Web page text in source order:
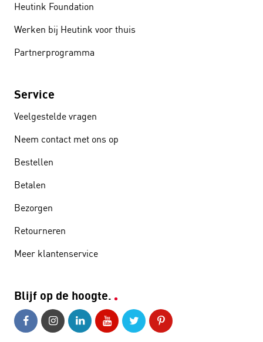
Heutink Foundation
Werken bij Heutink voor thuis
Partnerprogramma
Service
Veelgestelde vragen
Neem contact met ons op
Bestellen
Betalen
Bezorgen
Retourneren
Meer klantenservice
Blijf op de hoogte.